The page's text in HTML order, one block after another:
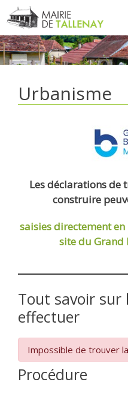
Aller
au
contenu
Urbanisme
Les déclarations de
construire
saisies directement
site du Grand
Tout savoir sur
effectuer
Impossible de trouver
Procédure